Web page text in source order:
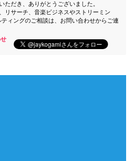
ただき、ありがとうございました。
リサーチ、音楽ビジネスやストリーミン
ィングのご相談は、お問い合わせからご連